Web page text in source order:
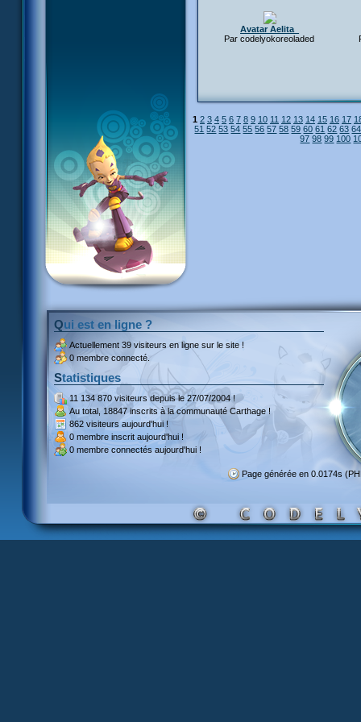
Avatar Aelita_
Par codelyokoreoladed
1 2 3 4 5 6 7 8 9 10 11 12 13 14 15 16 17
51 52 53 54 55 56 57 58 59 60 61 62 63 64
97 98 99 100
Qui est en ligne ?
Actuellement 39 visiteurs en ligne sur le site !
0 membre connecté.
Statistiques
11 134 870 visiteursdepuis le 27/07/2004 !
Au total, 18847 inscritsà la communauté Carthage !
862 visiteurs aujourd'hui !
0 membre inscrit aujourd'hui !
0 membre connectés aujourd'hui !
Page générée en 0.0174s